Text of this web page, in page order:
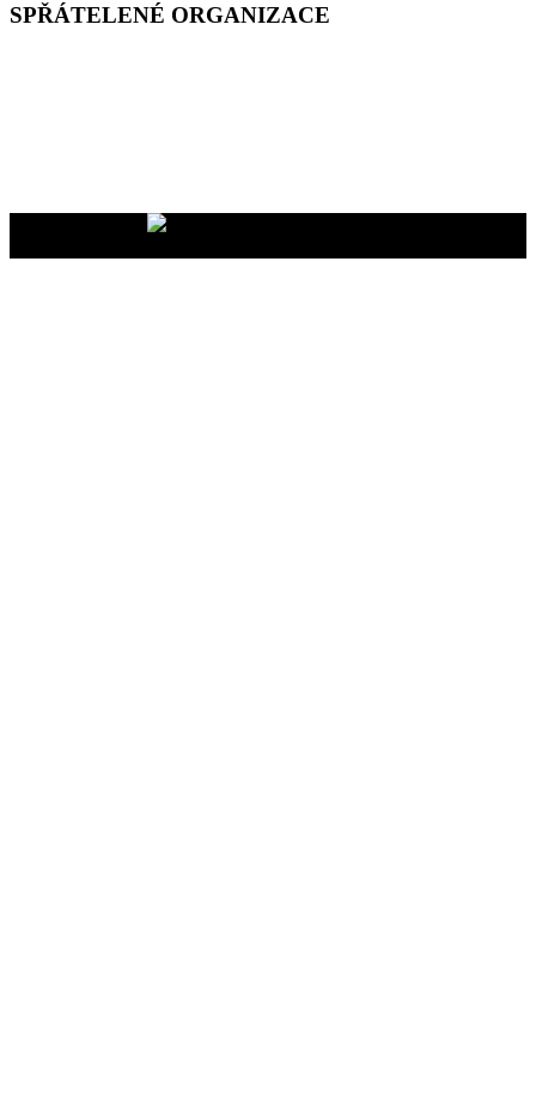
SPŘÁTELENÉ ORGANIZACE